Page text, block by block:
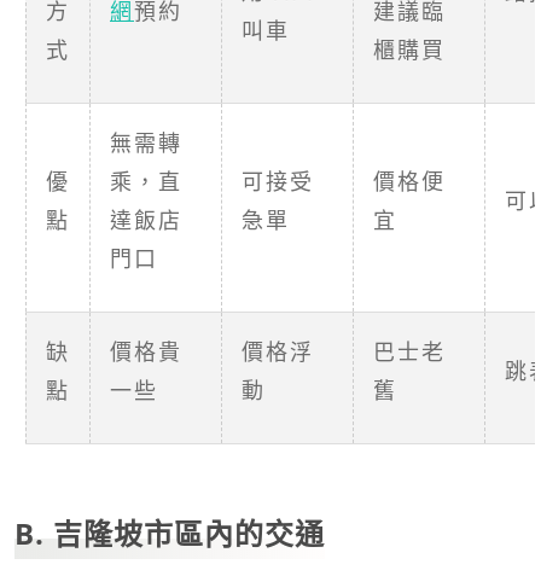
方
式
網預約
叫車
建議臨
櫃購買
優
點
無需轉
乘，直
達飯店
門口
可接受
急單
價格便
宜
可
缺
點
價格貴
一些
價格浮
動
巴士老
舊
跳
B. 吉隆坡市區內的交通